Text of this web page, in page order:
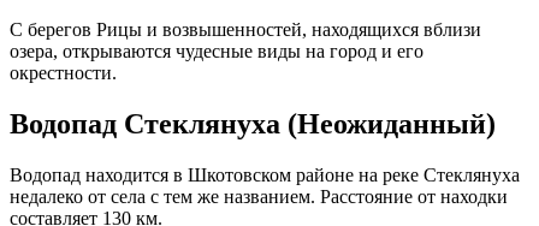
С берегов Рицы и возвышенностей, находящихся вблизи
озера, открываются чудесные виды на город и его
окрестности.
Водопад Стеклянуха (Неожиданный)
Водопад находится в Шкотовском районе на реке Стеклянуха
недалеко от села с тем же названием. Расстояние от находки
составляет 130 км.